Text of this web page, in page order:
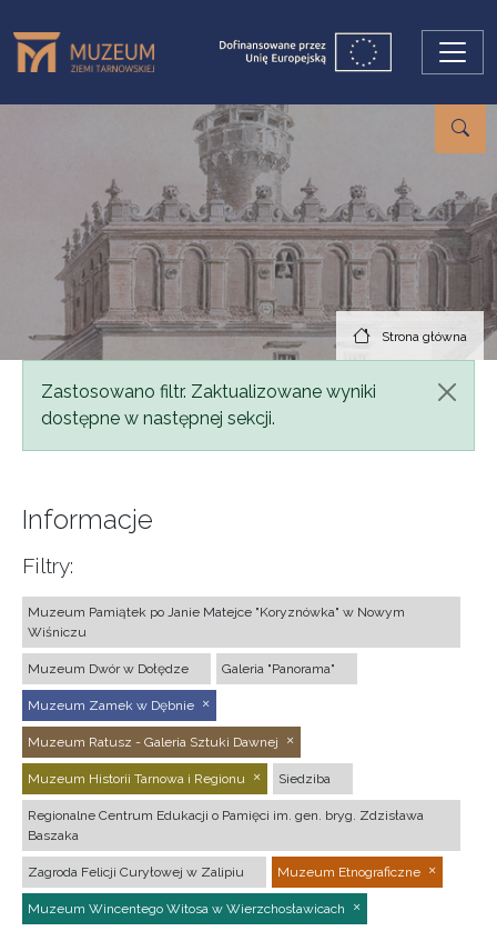
Strona główna
Komunikat
Zastosowano filtr. Zaktualizowane wyniki
dostępne w następnej sekcji.
Informacje
Filtry:
Muzeum Pamiątek po Janie Matejce "Koryznówka" w Nowym
Wiśniczu
Muzeum Dwór w Dołędze Galeria "Panorama"
Muzeum Zamek w Dębnie
Muzeum Ratusz - Galeria Sztuki Dawnej
Muzeum Historii Tarnowa i Regionu Siedziba
Regionalne Centrum Edukacji o Pamięci im. gen. bryg. Zdzisława
Baszaka
Zagroda Felicji Curyłowej w Zalipiu Muzeum Etnograficzne
Muzeum Wincentego Witosa w Wierzchosławicach